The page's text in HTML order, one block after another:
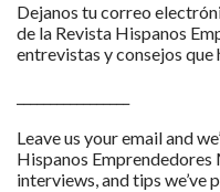
Dejanos tu correo
de la Revista Hispanos
entrevistas y consejos
Leave us your email and
Hispanos
interviews, and tips we’ve